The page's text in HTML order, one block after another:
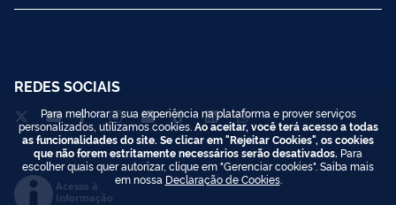
REDES SOCIAIS
Acesso à
Informação
Para melhorar a sua experiência na plataforma e prover serviços
personalizados, utilizamos cookies. Ao aceitar, você terá acesso a todas
as funcionalidades do site. Se clicar em "Rejeitar Cookies", os cookies
que não forem estritamente necessários serão desativados. Para
escolher quais quer autorizar, clique em "Gerenciar cookies". Saiba mais
em nossa Declaração de Cookies.